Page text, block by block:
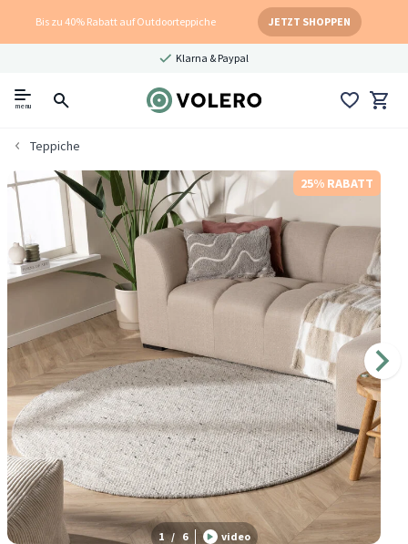
Bis zu 40% Rabatt auf Outdoorteppiche JETZT SHOPPEN
Klarna & Paypal
menu
Teppiche
25% RABATT
1 / 6 video